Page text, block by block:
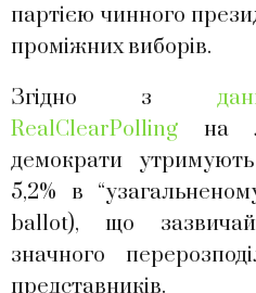
партією чинного
проміжних виборів.
Згідно з
RealClearPolling на
демократи
5,2% в
ballot), що
значного
представників.